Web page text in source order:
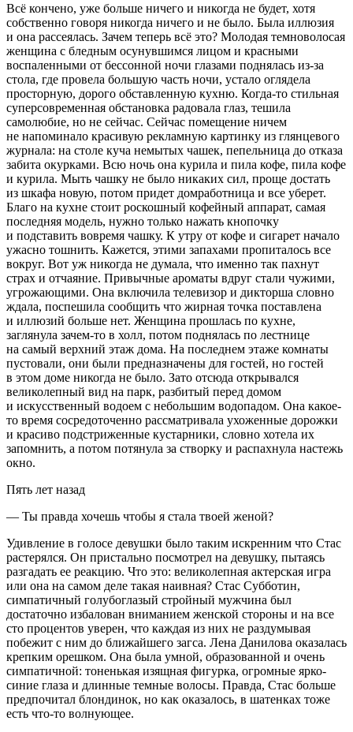
Всё кончено, уже больше ничего и никогда не будет, хотя
собственно говоря никогда ничего и не было. Была иллюзия
и она рассеялась. Зачем теперь всё это? Молодая темноволосая
женщина с бледным осунувшимся лицом и красными
воспаленными от бессонной ночи глазами поднялась из-за
стола, где провела большую часть ночи, устало оглядела
просторную, дорого обставленную кухню. Когда-то стильная
суперсовременная обстановка радовала глаз, тешила
самолюбие, но не сейчас. Сейчас помещение ничем
не напоминало красивую рекламную картинку из глянцевого
журнала: на столе куча немытых чашек, пепельница до отказа
забита окурками. Всю ночь она курила и пила кофе, пила кофе
и курила. Мыть чашку не было никаких сил, проще достать
из шкафа новую, потом придет домработница и все уберет.
Благо на кухне стоит роскошный кофейный аппарат, самая
последняя модель, нужно только нажать кнопочку
и подставить вовремя чашку. К утру от кофе и сигарет начало
ужасно тошнить. Кажется, этими запахами пропиталось все
вокруг. Вот уж никогда не думала, что именно так пахнут
страх и отчаяние. Привычные ароматы вдруг стали чужими,
угрожающими. Она включила телевизор и дикторша словно
ждала, поспешила сообщить что жирная точка поставлена
и иллюзий больше нет. Женщина прошлась по кухне,
заглянула зачем-то в холл, потом поднялась по лестнице
на самый верхний этаж дома. На последнем этаже комнаты
пустовали, они были предназначены для гостей, но гостей
в этом доме никогда не было. Зато отсюда открывался
великолепный вид на парк, разбитый перед домом
и искусственный водоем с небольшим водопадом. Она какое-
то время сосредоточенно рассматривала ухоженные дорожки
и красиво подстриженные кустарники, словно хотела их
запомнить, а потом потянула за створку и распахнула настежь
окно.
Пять лет назад
— Ты правда хочешь чтобы я стала твоей женой?
Удивление в голосе девушки было таким искренним что Стас
растерялся. Он пристально посмотрел на девушку, пытаясь
разгадать ее реакцию. Что это: великолепная актерская игра
или она на самом деле такая наивная? Стас Субботин,
симпатичный голубоглазый стройный мужчина был
достаточно избалован вниманием женской стороны и на все
сто процентов уверен, что каждая из них не раздумывая
побежит с ним до ближайшего загса. Лена Данилова оказалась
крепким орешком. Она была умной, образованной и очень
симпатичной: тоненькая изящная фигурка, огромные ярко-
синие глаза и длинные темные волосы. Правда, Стас больше
предпочитал блондинок, но как оказалось, в шатенках тоже
есть что-то волнующее.